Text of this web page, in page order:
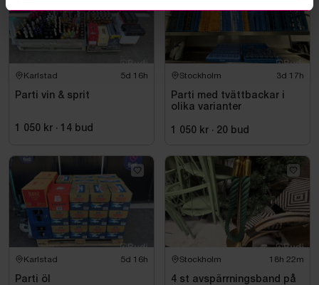
Karlstad 5d 16h
Parti vin & sprit
1 050 kr · 14 bud
Stockholm 3d 17h
Parti med tvättbackar i
olika varianter
1 050 kr · 20 bud
Karlstad 5d 16h
Parti öl
Stockholm 18h 22m
4 st avspärrningsband på